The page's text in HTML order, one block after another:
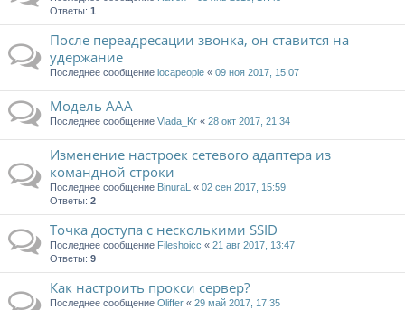
Ответы: 1
После переадресации звонка, он ставится на
удержание
Последнее сообщение locapeople « 09 ноя 2017, 15:07
Модель AAA
Последнее сообщение Vlada_Kr « 28 окт 2017, 21:34
Изменение настроек сетевого адаптера из
командной строки
Последнее сообщение BinuraL « 02 сен 2017, 15:59
Ответы: 2
Точка доступа с несколькими SSID
Последнее сообщение Fileshoicc « 21 авг 2017, 13:47
Ответы: 9
Как настроить прокси сервер?
Последнее сообщение Oliffer « 29 май 2017, 17:35